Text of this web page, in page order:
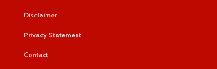
Disclaimer
Privacy Statement
Contact